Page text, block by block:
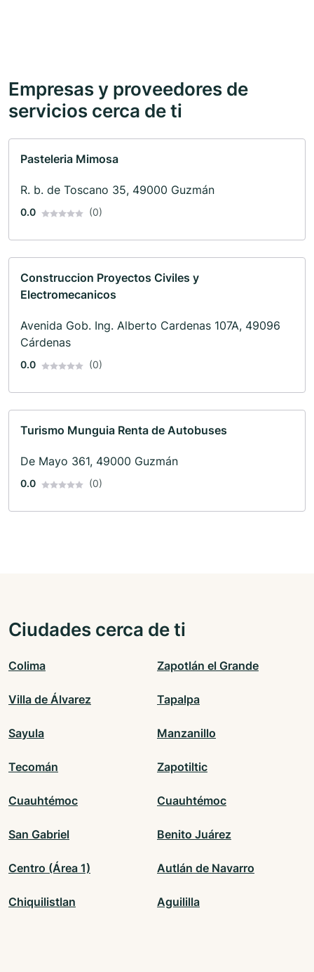
Empresas y proveedores de
servicios cerca de ti
Pasteleria Mimosa
R. b. de Toscano 35, 49000 Guzmán
0.0 (0)
Construccion Proyectos Civiles y
Electromecanicos
Avenida Gob. Ing. Alberto Cardenas 107A, 49096
Cárdenas
0.0 (0)
Turismo Munguia Renta de Autobuses
De Mayo 361, 49000 Guzmán
0.0 (0)
Ciudades cerca de ti
Colima Zapotlán el Grande
Villa de Álvarez Tapalpa
Sayula Manzanillo
Tecomán Zapotiltic
Cuauhtémoc Cuauhtémoc
San Gabriel Benito Juárez
Centro (Área 1) Autlán de Navarro
Chiquilistlan Aguililla